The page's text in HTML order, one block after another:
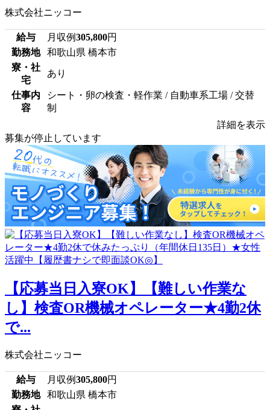
株式会社ニッコー
給与 月収例305,800円
勤務地
和歌山県 橋本市
寮・社
宅
あり
仕事内
容
シート・卵の検査・軽作業 / 自動車系工場 / 交替
制
詳細を表示
募集が停止しています
【応募当日入寮OK】【難しい作業な
し】検査OR機械オペレーター★4勤2休
で...
株式会社ニッコー
給与 月収例305,800円
勤務地
和歌山県 橋本市